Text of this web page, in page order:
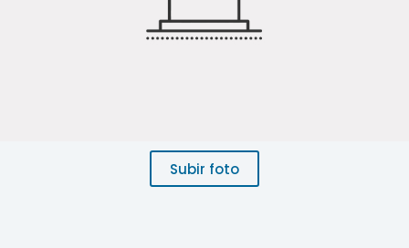
Subir foto